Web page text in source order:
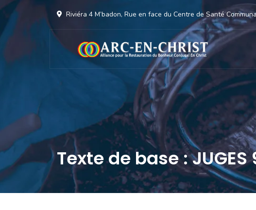
Riviéra 4 M’badon, Rue en face du Centre de Santé
Texte de base : JUGES